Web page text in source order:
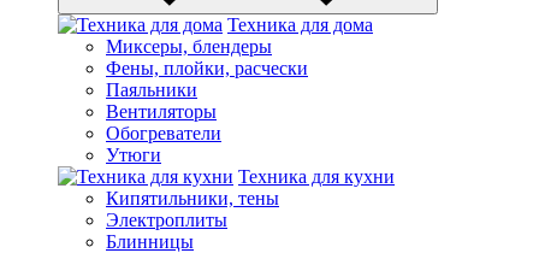
Техника для дома
Миксеры, блендеры
Фены, плойки, расчески
Паяльники
Вентиляторы
Обогреватели
Утюги
Техника для кухни
Кипятильники, тены
Электроплиты
Блинницы